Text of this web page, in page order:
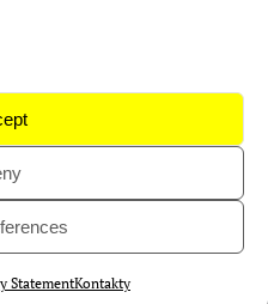
StatementKontakty
| web